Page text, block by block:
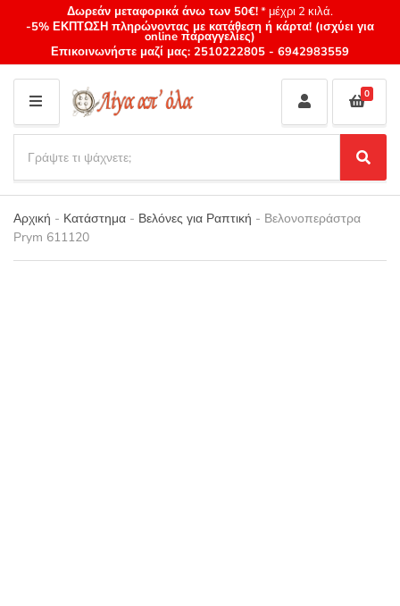
Δωρεάν μεταφορικά άνω των 50€!* μέχρι 2 κιλά.
-5% ΕΚΠΤΩΣΗ πληρώνοντας με κατάθεση ή κάρτα! (ισχύει για
online παραγγελίες)
Επικοινωνήστε μαζί μας: 2510222805 - 6942983559
M
E
N
U
Category
name
a
r
c
h
p
S
e
a
0
Αρχική - Κατάστημα - Βελόνες για Ραπτική - Βελονοπεράστρα
Prym 611120